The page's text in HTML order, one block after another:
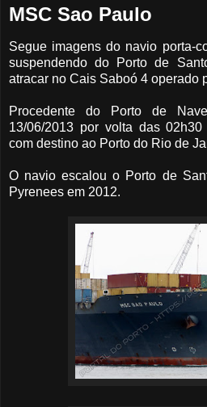
MSC Sao Paulo
Segue imagens do navio porta-
suspendendo do Porto de
atracar no Cais Saboó 4 operado
Procedente do Porto de
13/06/2013 por volta das
com destino ao Porto do Rio de
O navio escalou o Porto de
Pyrenees em 2012.